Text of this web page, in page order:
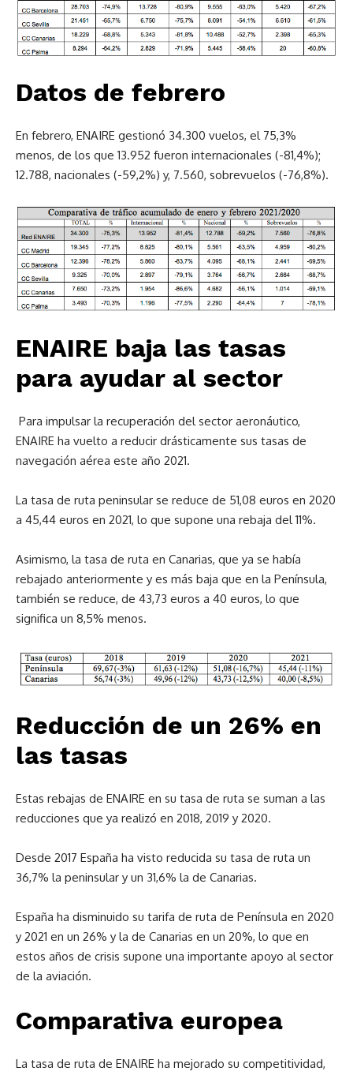
Datos de febrero
En febrero, ENAIRE gestionó 34.300 vuelos, el 75,3%
menos, de los que 13.952 fueron internacionales (-81,4%);
12.788, nacionales (-59,2%) y, 7.560, sobrevuelos (-76,8%).
ENAIRE baja las tasas
para ayudar al sector
Para impulsar la recuperación del sector aeronáutico,
ENAIRE ha vuelto a reducir drásticamente sus tasas de
navegación aérea este año 2021.
La tasa de ruta peninsular se reduce de 51,08 euros en 2020
a 45,44 euros en 2021, lo que supone una rebaja del 11%.
Asimismo, la tasa de ruta en Canarias, que ya se había
rebajado anteriormente y es más baja que en la Península,
también se reduce, de 43,73 euros a 40 euros, lo que
significa un 8,5% menos.
Reducción de un 26% en
las tasas
Estas rebajas de ENAIRE en su tasa de ruta se suman a las
reducciones que ya realizó en 2018, 2019 y 2020.
Desde 2017 España ha visto reducida su tasa de ruta un
36,7% la peninsular y un 31,6% la de Canarias.
España ha disminuido su tarifa de ruta de Península en 2020
y 2021 en un 26% y la de Canarias en un 20%, lo que en
estos años de crisis supone una importante apoyo al sector
de la aviación.
Comparativa europea
La tasa de ruta de ENAIRE ha mejorado su competitividad,